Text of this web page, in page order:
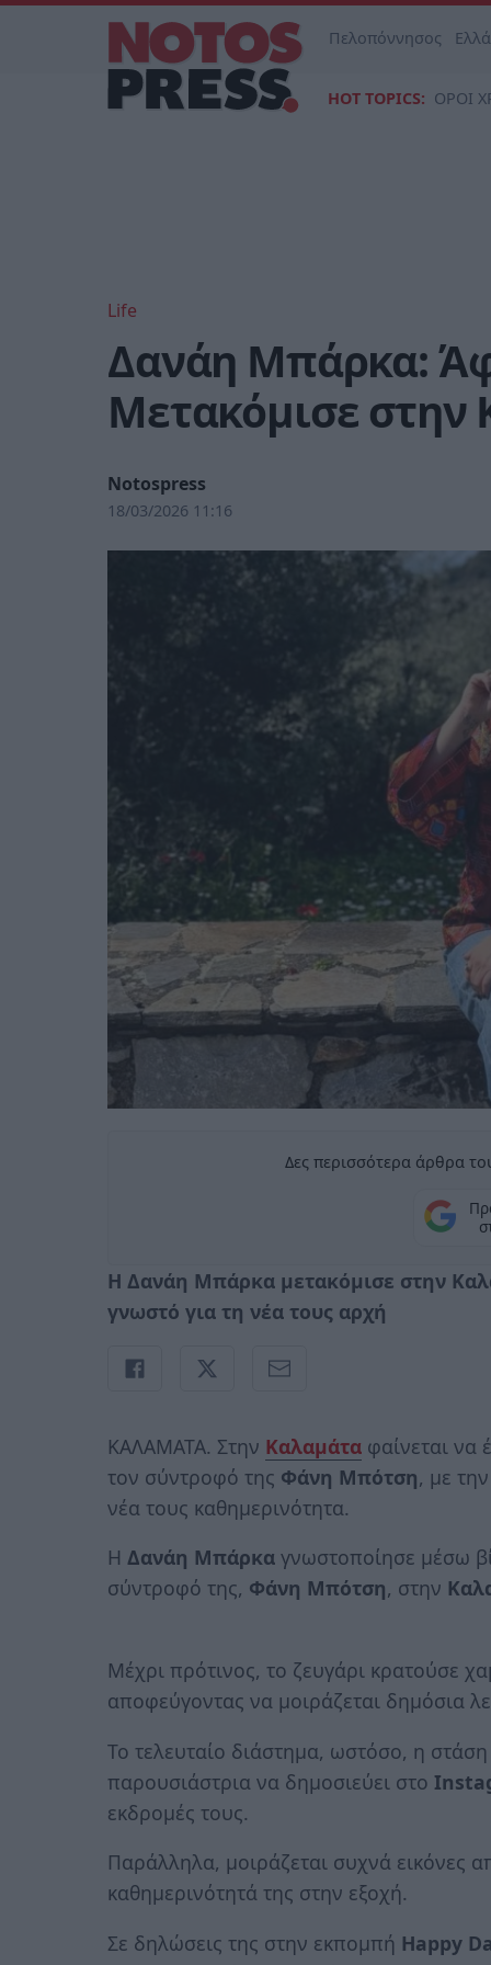
Πελοπόννησος
HOT TOPICS: ΟΡΟΙ
Life
Δανάη Μπάρκα:
Μετακόμισε στην
Notospress
18/03/2026 11:16
Δες περισσότερα άρθρα
Η Δανάη Μπάρκα μετακόμισε στην
γνωστό για τη νέα τους αρχή
ΚΑΛΑΜΑΤΑ. Στην Καλαμάτα φαίνεται να
τον σύντροφό της Φάνη Μπότση, με
νέα τους καθημερινότητα.
Η Δανάη Μπάρκα γνωστοποίησε μέσω
σύντροφό της, Φάνη Μπότση, στην
Μέχρι πρότινος, το ζευγάρι κρατούσε
αποφεύγοντας να μοιράζεται δημόσια
Το τελευταίο διάστημα, ωστόσο, η στάση
παρουσιάστρια να δημοσιεύει στο
εκδρομές τους.
Παράλληλα, μοιράζεται συχνά εικόνες
καθημερινότητά της στην εξοχή.
Σε δηλώσεις της στην εκπομπή Happy